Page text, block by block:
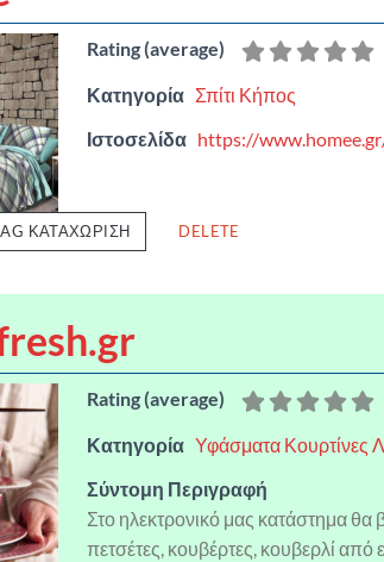
Rating (average)
Κατηγορία Σπίτι Κήπος
Ιστοσελίδα https://
ΚΑΤΑΧΏΡΙΣΗ DELETE
Rating (average)
Κατηγορία Υφάσματα Κουρτίνες
Σύντομη Περιγραφή
Στο ηλεκτρονικό μας κατάστημα θα
πετσέτες, κουβέρτες, κουβερλί